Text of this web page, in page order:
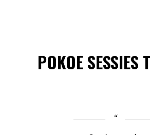
POKOE SESSIES